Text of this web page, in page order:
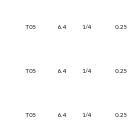
T05 6.4 1/4 0.25
T05 6.4 1/4 0.25
T05 6.4 1/4 0.25